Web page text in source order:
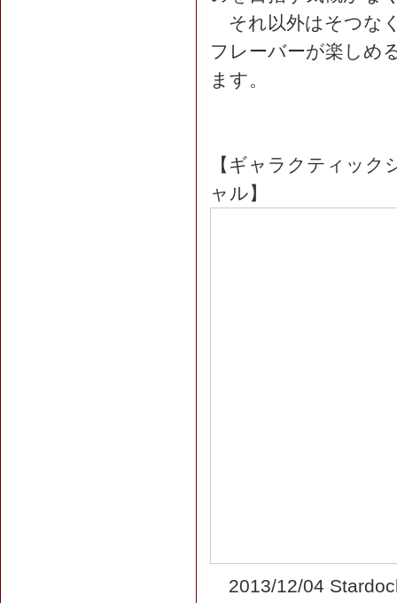
それ以外はそつな
フレーバーが楽しめ
ます。
【ギャラクティッ
ャル】
2013/12/04